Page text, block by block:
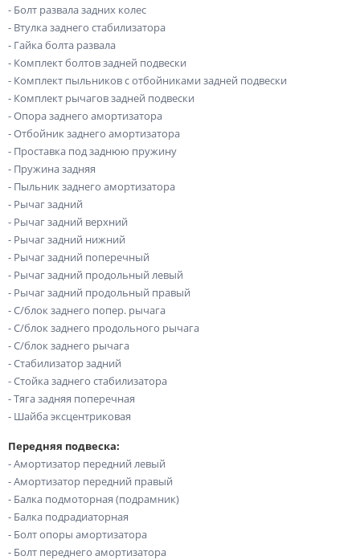
- Болт развала задних колес
- Втулка заднего стабилизатора
- Гайка болта развала
- Комплект болтов задней подвески
- Комплект пыльников с отбойниками задней подвески
- Комплект рычагов задней подвески
- Опора заднего амортизатора
- Отбойник заднего амортизатора
- Проставка под заднюю пружину
- Пружина задняя
- Пыльник заднего амортизатора
- Рычаг задний
- Рычаг задний верхний
- Рычаг задний нижний
- Рычаг задний поперечный
- Рычаг задний продольный левый
- Рычаг задний продольный правый
- С/блок заднего попер. рычага
- С/блок заднего продольного рычага
- С/блок заднего рычага
- Стабилизатор задний
- Стойка заднего стабилизатора
- Тяга задняя поперечная
- Шайба эксцентриковая
Передняя подвеска:
- Амортизатор передний левый
- Амортизатор передний правый
- Балка подмоторная (подрамник)
- Балка подрадиаторная
- Болт опоры амортизатора
- Болт переднего амортизатора